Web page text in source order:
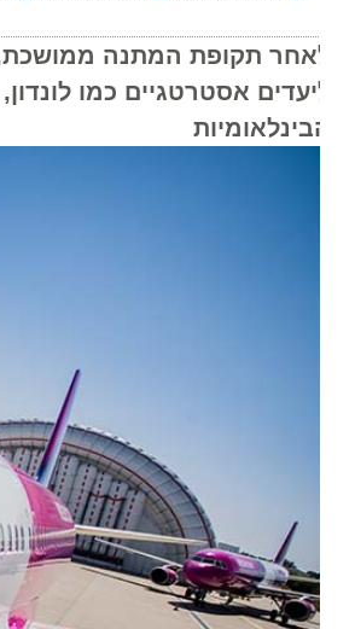
תקופת המתנה ממושכת,
אסטרטגיים כמו לונדון,